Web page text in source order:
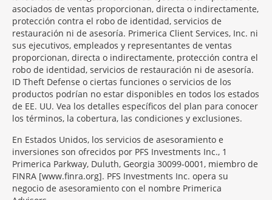
asociados de ventas proporcionan, directa o indirectamente,
protección contra el robo de identidad, servicios de
restauración ni de asesoría. Primerica Client Services, Inc. ni
sus ejecutivos, empleados y representantes de ventas
proporcionan, directa o indirectamente, protección contra el
robo de identidad, servicios de restauración ni de asesoría.
ID Theft Defense o ciertas funciones o servicios de los
productos podrían no estar disponibles en todos los estados
de EE. UU. Vea los detalles específicos del plan para conocer
los términos, la cobertura, las condiciones y exclusiones.
En Estados Unidos, los servicios de asesoramiento e
inversiones son ofrecidos por PFS Investments Inc., 1
Primerica Parkway, Duluth, Georgia 30099-0001, miembro de
FINRA [www.finra.org]. PFS Investments Inc. opera su
negocio de asesoramiento con el nombre Primerica